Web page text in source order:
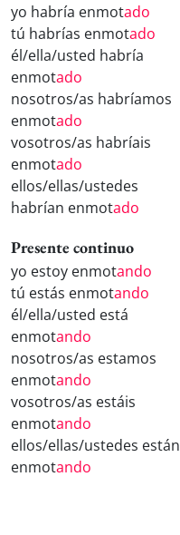
yo habría enmotado
tú habrías enmotado
él/ella/usted habría
enmotado
nosotros/as habríamos
enmotado
vosotros/as habríais
enmotado
ellos/ellas/ustedes
habrían enmotado
Presente continuo
yo estoy enmotando
tú estás enmotando
él/ella/usted está
enmotando
nosotros/as estamos
enmotando
vosotros/as estáis
enmotando
ellos/ellas/ustedes están
enmotando